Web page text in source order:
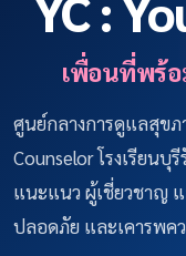
เพื่อนที่พร้
ศูนย์กลางการดูแลสุข
Counselor โรงเรียนบุ
แนะแนว ผู้เชี่ยวชาญ
ปลอดภัย และเคารพค